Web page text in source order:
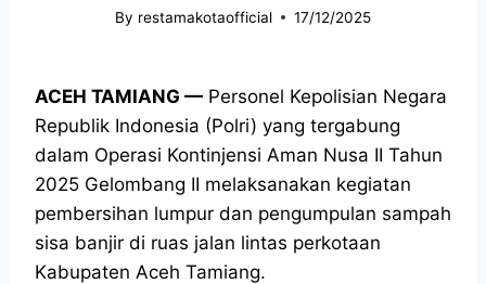
By restamakotaofficial 17/12/2025
ACEH TAMIANG — Personel Kepolisian Negara
Republik Indonesia (Polri) yang tergabung
dalam Operasi Kontinjensi Aman Nusa II Tahun
2025 Gelombang II melaksanakan kegiatan
pembersihan lumpur dan pengumpulan sampah
sisa banjir di ruas jalan lintas perkotaan
Kabupaten Aceh Tamiang.